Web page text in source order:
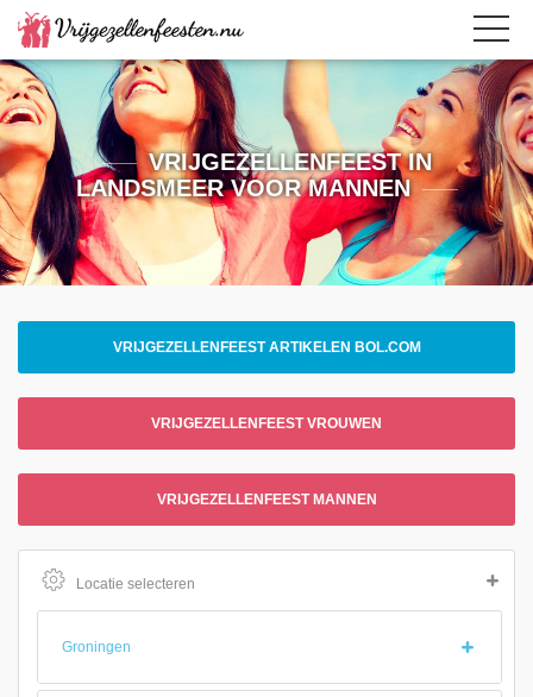
VRIJGEZELLENFEEST IN
LANDSMEER VOOR MANNEN
VRIJGEZELLENFEEST ARTIKELEN BOL.COM
VRIJGEZELLENFEEST VROUWEN
VRIJGEZELLENFEEST MANNEN
Locatie selecteren
Groningen